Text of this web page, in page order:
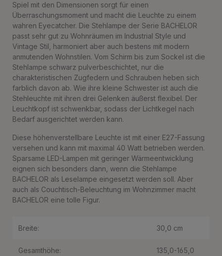
Spiel mit den Dimensionen sorgt für einen
Überraschungsmoment und macht die Leuchte zu einem
wahren Eyecatcher. Die Stehlampe der Serie BACHELOR
passt sehr gut zu Wohnräumen im Industrial Style und
Vintage Stil, harmoniert aber auch bestens mit modern
anmutenden Wohnstilen. Vom Schirm bis zum Sockel ist die
Stehlampe schwarz pulverbeschichtet, nur die
charakteristischen Zugfedern und Schrauben heben sich
farblich davon ab. Wie ihre kleine Schwester ist auch die
Stehleuchte mit ihren drei Gelenken äußerst flexibel. Der
Leuchtkopf ist schwenkbar, sodass der Lichtkegel nach
Bedarf ausgerichtet werden kann.
Diese höhenverstellbare Leuchte ist mit einer E27-Fassung
versehen und kann mit maximal 40 Watt betrieben werden.
Sparsame LED-Lampen mit geringer Wärmeentwicklung
eignen sich besonders dann, wenn die Stehlampe
BACHELOR als Leselampe eingesetzt werden soll. Aber
auch als Couchtisch-Beleuchtung im Wohnzimmer macht
BACHELOR eine tolle Figur.
Breite: 30,0 cm
Gesamthöhe:
135,0-165,0